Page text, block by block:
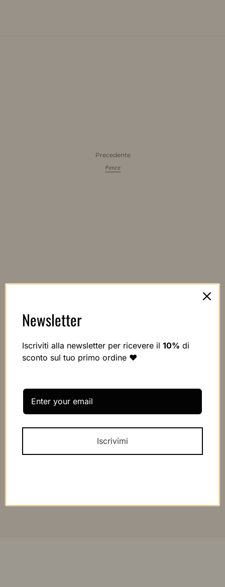
Precedente
Pence
Newsletter
Iscriviti alla newsletter per ricevere il 10% di
sconto sul tuo primo ordine ❤️
Iscrivimi